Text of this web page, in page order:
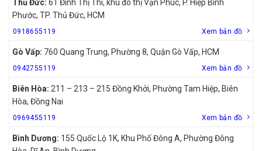
Thủ Đức: 61 Đinh Thị Thi, khu đô thị Vạn Phúc, P. Hiệp Bình
Phước, TP. Thủ Đức, HCM
0918655119 Xem bản đồ
Gò Vấp: 760 Quang Trung, Phường 8, Quận Gò Vấp, HCM
0942755119 Xem bản đồ
Biên Hòa: 211 – 213 – 215 Đồng Khởi, Phường Tam Hiệp, Biên
Hòa, Đồng Nai
0969455119 Xem bản đồ
Bình Dương: 155 Quốc Lộ 1K, Khu Phố Đông A, Phường Đông